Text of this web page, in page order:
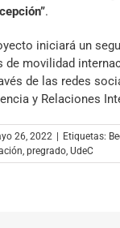
.
iniciará un
de movilidad
de las redes
y Relaciones
26, 2022 Etiquetas:
, pregrado, UdeC